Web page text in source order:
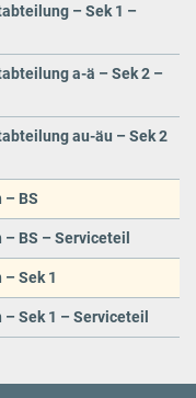
– Sek 1 –
a-ä – Sek 2 –
au-äu – Sek 2
– BS
BS – Serviceteil
Sek 1
Sek 1 – Serviceteil